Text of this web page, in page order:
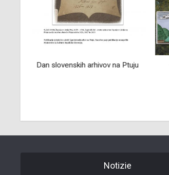
Dan slovenskih arhivov na Ptuju
Notizie